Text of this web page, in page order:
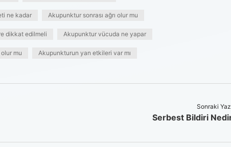
ne kadar Akupunktur sonrası ağrı olur mu
dikkat edilmeli Akupunktur vücuda ne yapar
mu Akupunkturun yan etkileri var mı
Sonraki
Serbest Bildiri